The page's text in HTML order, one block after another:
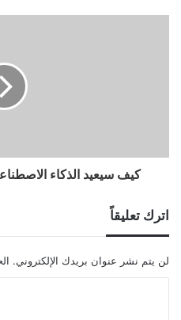
كيف سيعيد الذكاء
اترك تعليقاً
لن يتم نشر عنوان بريدك الإلكتروني.